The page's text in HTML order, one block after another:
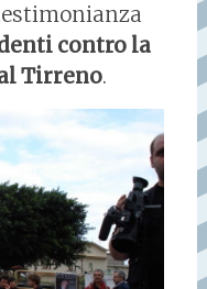
contro la
Tirreno.